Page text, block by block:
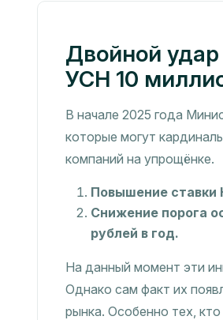
Двойной
УСН 10
В начале 2025 года
которые могут
компаний на упрощёнке.
Повышение ставки
Снижение порога
рублей в год.
На данный момент эти
Однако сам факт их
рынка. Особенно тех,